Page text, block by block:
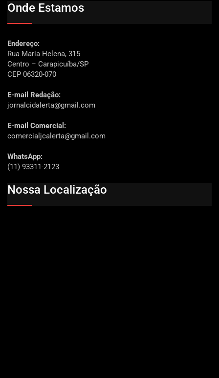
Onde Estamos
Endereço:
Rua Maria Helena, 315
Centro – Carapicuíba/SP
CEP 06320-070
E-mail Redação:
jornalcidalerta@gmail.com
E-mail Comercial:
comercialjcalerta@gmail.com
WhatsApp:
(11) 93311-2123
Nossa Localização